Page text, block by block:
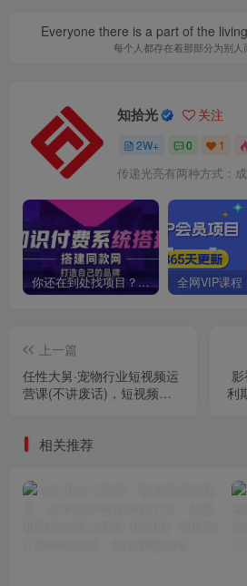
Everyone there is a part of the
每个人都存在着那部分为别人
知拾光 关注
2W+ 0 1
传递光亮有两种方式：
你还在到处找项目？还在当韭菜？我靠卖项目一个月收入5万+，曾经我也是个失败者。
上一篇
任性大舅·宠物行业短视频运
营课(不讲废话)，短视频流
利
相关推荐